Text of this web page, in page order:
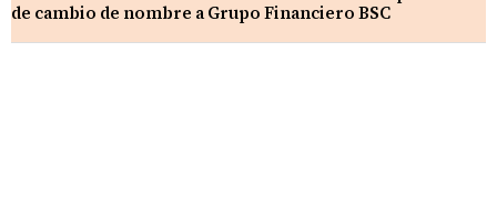
de cambio de nombre a Grupo Financiero BSC